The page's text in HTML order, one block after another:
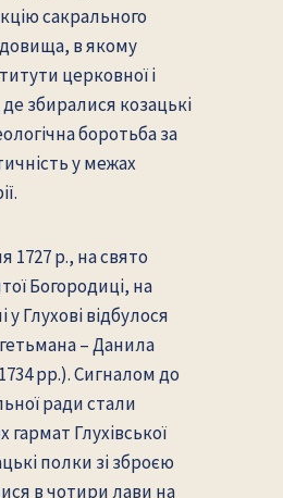
сакрального
в якому
церковної і
де збиралися козацькі
боротьба за
у межах
1727 р., на свято
Богородиці, на
Глухові відбулося
– Данила
рр.). Сигналом до
ради стали
гармат Глухівської
полки зі зброєю
в чотири лави на